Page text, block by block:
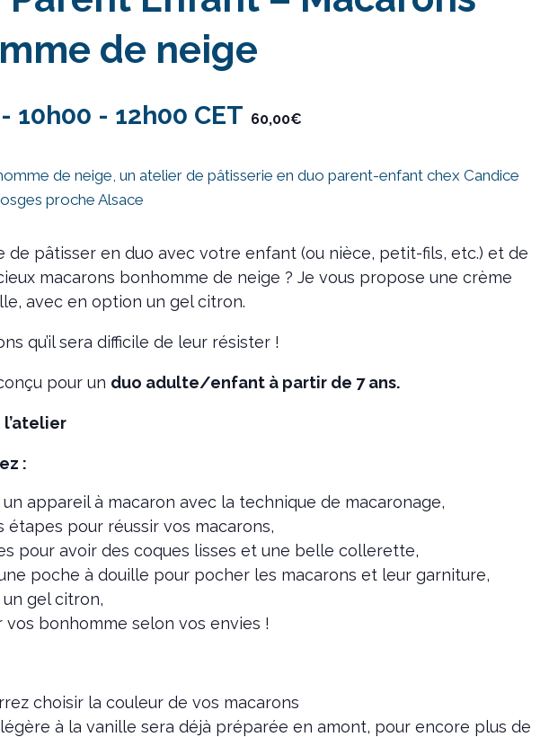
de neige
10h00 - 12h00 CET 60,00€
de pâtisser en duo avec votre enfant (ou nièce, petit-fils, etc.) et de
macarons bonhomme de neige ? Je vous propose une crème
avec en option un gel citron.
qu’il sera difficile de leur résister !
pour un duo adulte/enfant à partir de 7 ans.
:
appareil à macaron avec la technique de macaronage,
étapes pour réussir vos macarons,
pour avoir des coques lisses et une belle collerette,
poche à douille pour pocher les macarons et leur garniture,
gel citron,
vos bonhomme selon vos envies !
choisir la couleur de vos macarons
à la vanille sera déjà préparée en amont, pour encore plus de